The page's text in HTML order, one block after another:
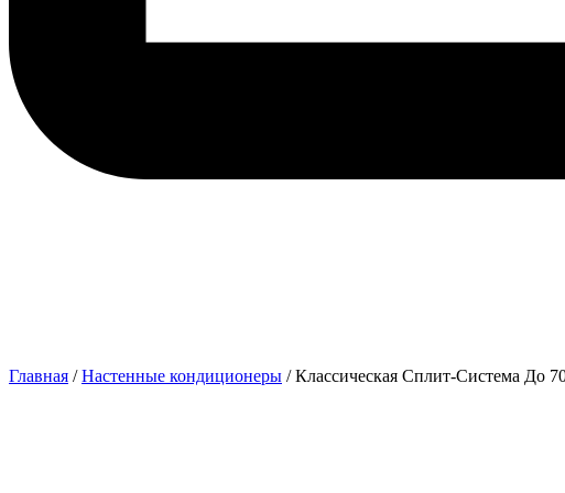
Главная /Настенные кондиционеры / Классическая Сплит-Система До